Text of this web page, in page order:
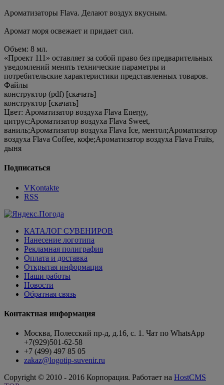
Ароматизаторы Flava. Делают воздух вкусным.
Аромат моря освежает и придает сил.
Объем: 8 мл.
«Проект 111» оставляет за собой право без предварительных
уведомлений менять технические параметры и
потребительские характеристики представленных товаров.
Файлы
конструктор (pdf) [скачать]
конструктор [скачать]
Цвет: Ароматизатор воздуха Flava Energy,
цитрус;Ароматизатор воздуха Flava Sweet,
ваниль;Ароматизатор воздуха Flava Ice, ментол;Ароматизатор
воздуха Flava Coffee, кофе;Ароматизатор воздуха Flava Fruits,
дыня
Подписаться
VKontakte
RSS
КАТАЛОГ СУВЕНИРОВ
Нанесение логотипа
Рекламная полиграфия
Оплата и доставка
Открытая информация
Наши работы
Новости
Обратная связь
Контактная информация
Москва, Полесский пр-д, д.16, с. 1. Чат по WhatsApp
+7(929)501-62-58
+7 (499) 497 85 05
zakaz@logotip-suvenir.ru
Copyright © 2010 - 2016 Корпорация. Работает на HostCMS